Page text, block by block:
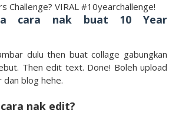
Challenge? VIRAL #10yearchallenge!
cara nak buat 10 Year
dulu then buat collage gabungkan
Then edit text. Done! Boleh upload
blog hehe.
nak edit?